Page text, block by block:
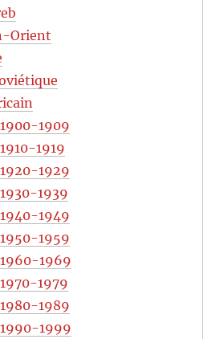
Orient
1909
1919
1929
1939
1949
1959
1969
1979
1989
1999